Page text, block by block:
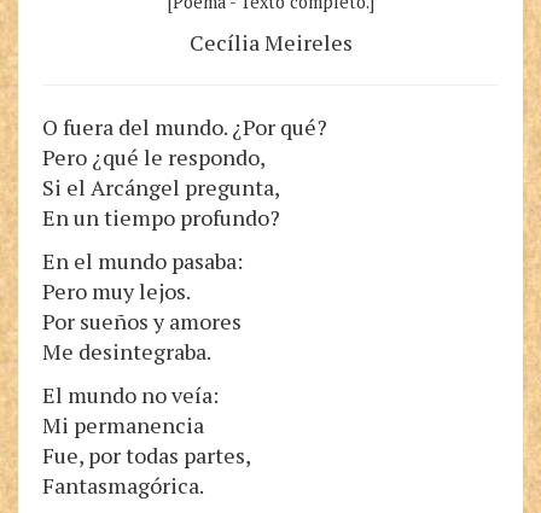
Cecília Meireles
O fuera del mundo. ¿Por qué?
Pero ¿qué le respondo,
Si el Arcángel pregunta,
En un tiempo profundo?
En el mundo pasaba:
Pero muy lejos.
Por sueños y amores
Me desintegraba.
El mundo no veía:
Mi permanencia
Fue, por todas partes,
Fantasmagórica.